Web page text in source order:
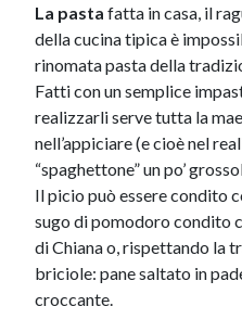
La pasta fatta in casa, il
della cucina tipica è
rinomata pasta della
Fatti con un semplice
realizzarli serve tutta la
nell’appiciare (e cioè nel
“spaghettone” un po’
Il picio può essere condito
sugo di pomodoro condito
di Chiana o, rispettando la
briciole: pane saltato in
croccante.